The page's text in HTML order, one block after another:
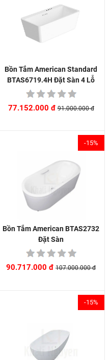
Bồn Tắm American Standard
BTAS6719.4H Đặt Sàn 4 Lỗ
77.152.000 đ 91.000.000 đ
-15%
Bồn Tắm American BTAS2732
Đặt Sàn
90.717.000 đ 107.000.000 đ
-15%